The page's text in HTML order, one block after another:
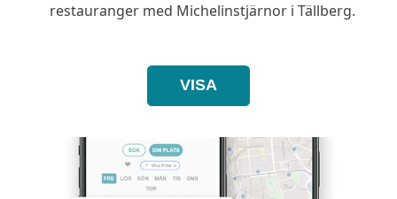
restauranger med Michelinstjärnor i Tällberg.
VISA